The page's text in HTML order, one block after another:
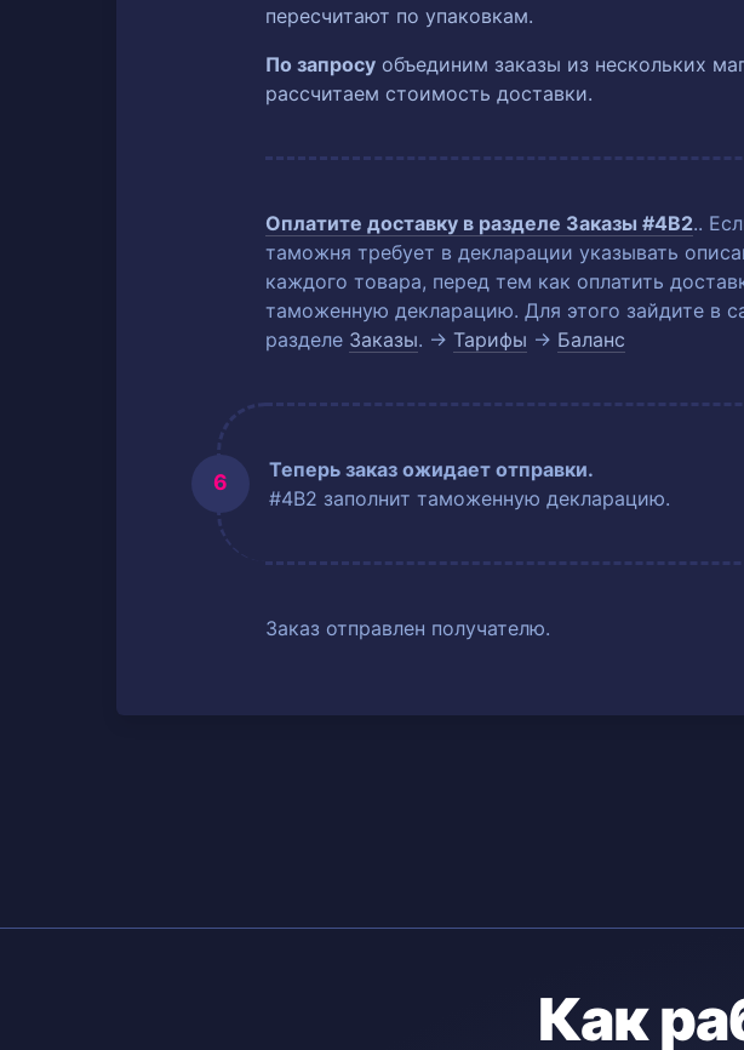
пересчитают по упаковкам.
По запросу объединим заказы из нескольких
рассчитаем стоимость доставки.
Оплатите доставку в разделе Заказы #4B2..
таможня требует в декларации указывать
каждого товара, перед тем как оплатить
таможенную декларацию. Для этого зайдите в
разделе Заказы. → Тарифы → Баланс
Теперь заказ ожидает отправки.
#4B2 заполнит таможенную декларацию.
Заказ отправлен получателю.
Как